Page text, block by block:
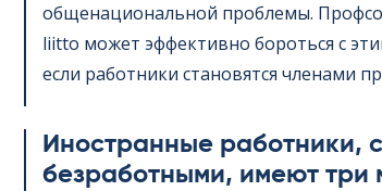
общенациональной проблемы.
liitto может эффективно бороться с
если работники становятся членами
Иностранные работники,
безработными, имеют три